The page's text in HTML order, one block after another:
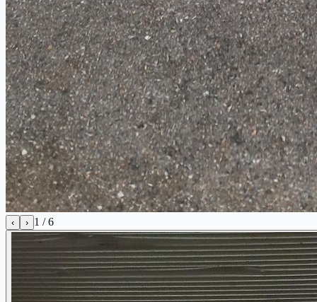
‹ › 1 /6